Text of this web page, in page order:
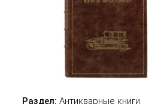
Раздел: Антикварные книги